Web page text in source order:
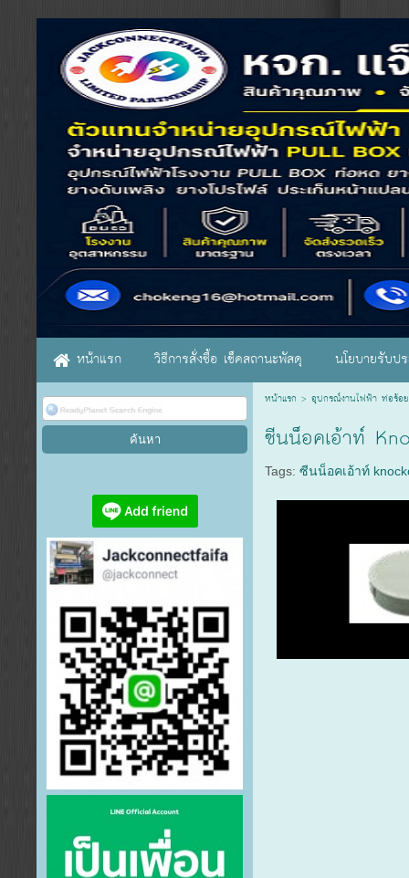
หน้าแรก วิธีการสั่งซื้อ เช็คสถานะพัสดุ นโยบายรับป
หน้าแรก > อุปกรณ์งานไฟฟ้า ท่อร้อ
ซีนน็อคเอ้าท์
Tags:ซีนน็อคเอ้าท์